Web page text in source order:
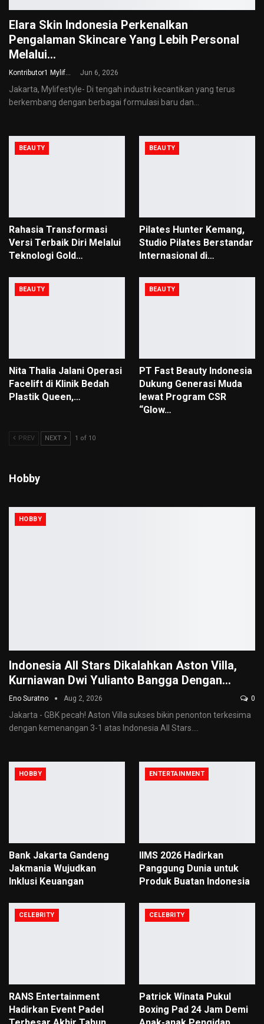
Elara Skin Indonesia Perkenalkan
Pengalaman Skincare Yang Lebih Personal
Melalui…
Kontributor1 Mylifestyle Jun 6, 2026
Jakarta, Mylifestyle- Di tengah industri kecantikan yang terus
berkembang dengan berbagai formulasi baru dan
BEAUTY
Rahasia Transformasi
Versi Terbaik Diri Melalui
Teknologi Gold…
BEAUTY
Pilates Hunter Kemang,
Studio Pilates Berstandar
Internasional di…
BEAUTY
Nita Thalia Jalani Operasi
Facelift di Klinik Bedah
Plastik Queen,…
BEAUTY
PT Fast Beauty Indonesia
Dukung Generasi Muda
lewat Program CSR
“Glow…
PREV NEXT 1 of 10
Hobby
HOBBY
Indonesia All Stars Dikalahkan Aston Villa,
Kurniawan Dwi Yulianto Bangga Dengan…
Eno Suratno Aug 2, 2026 0
Jakarta - GBK pecah! Aston Villa sukses bikin penonton terkesima
dengan kemenangan 3-1 atas Indonesia All Stars.
HOBBY
Bank Jakarta Gandeng
Jakmania Wujudkan
Inklusi Keuangan
ENTERTAINMENT
IIMS 2026 Hadirkan
Panggung Dunia untuk
Produk Buatan Indonesia
CELEBRITY
RANS Entertainment
Hadirkan Event Padel
CELEBRITY
Patrick Winata Pukul
Boxing Pad 24 Jam Demi